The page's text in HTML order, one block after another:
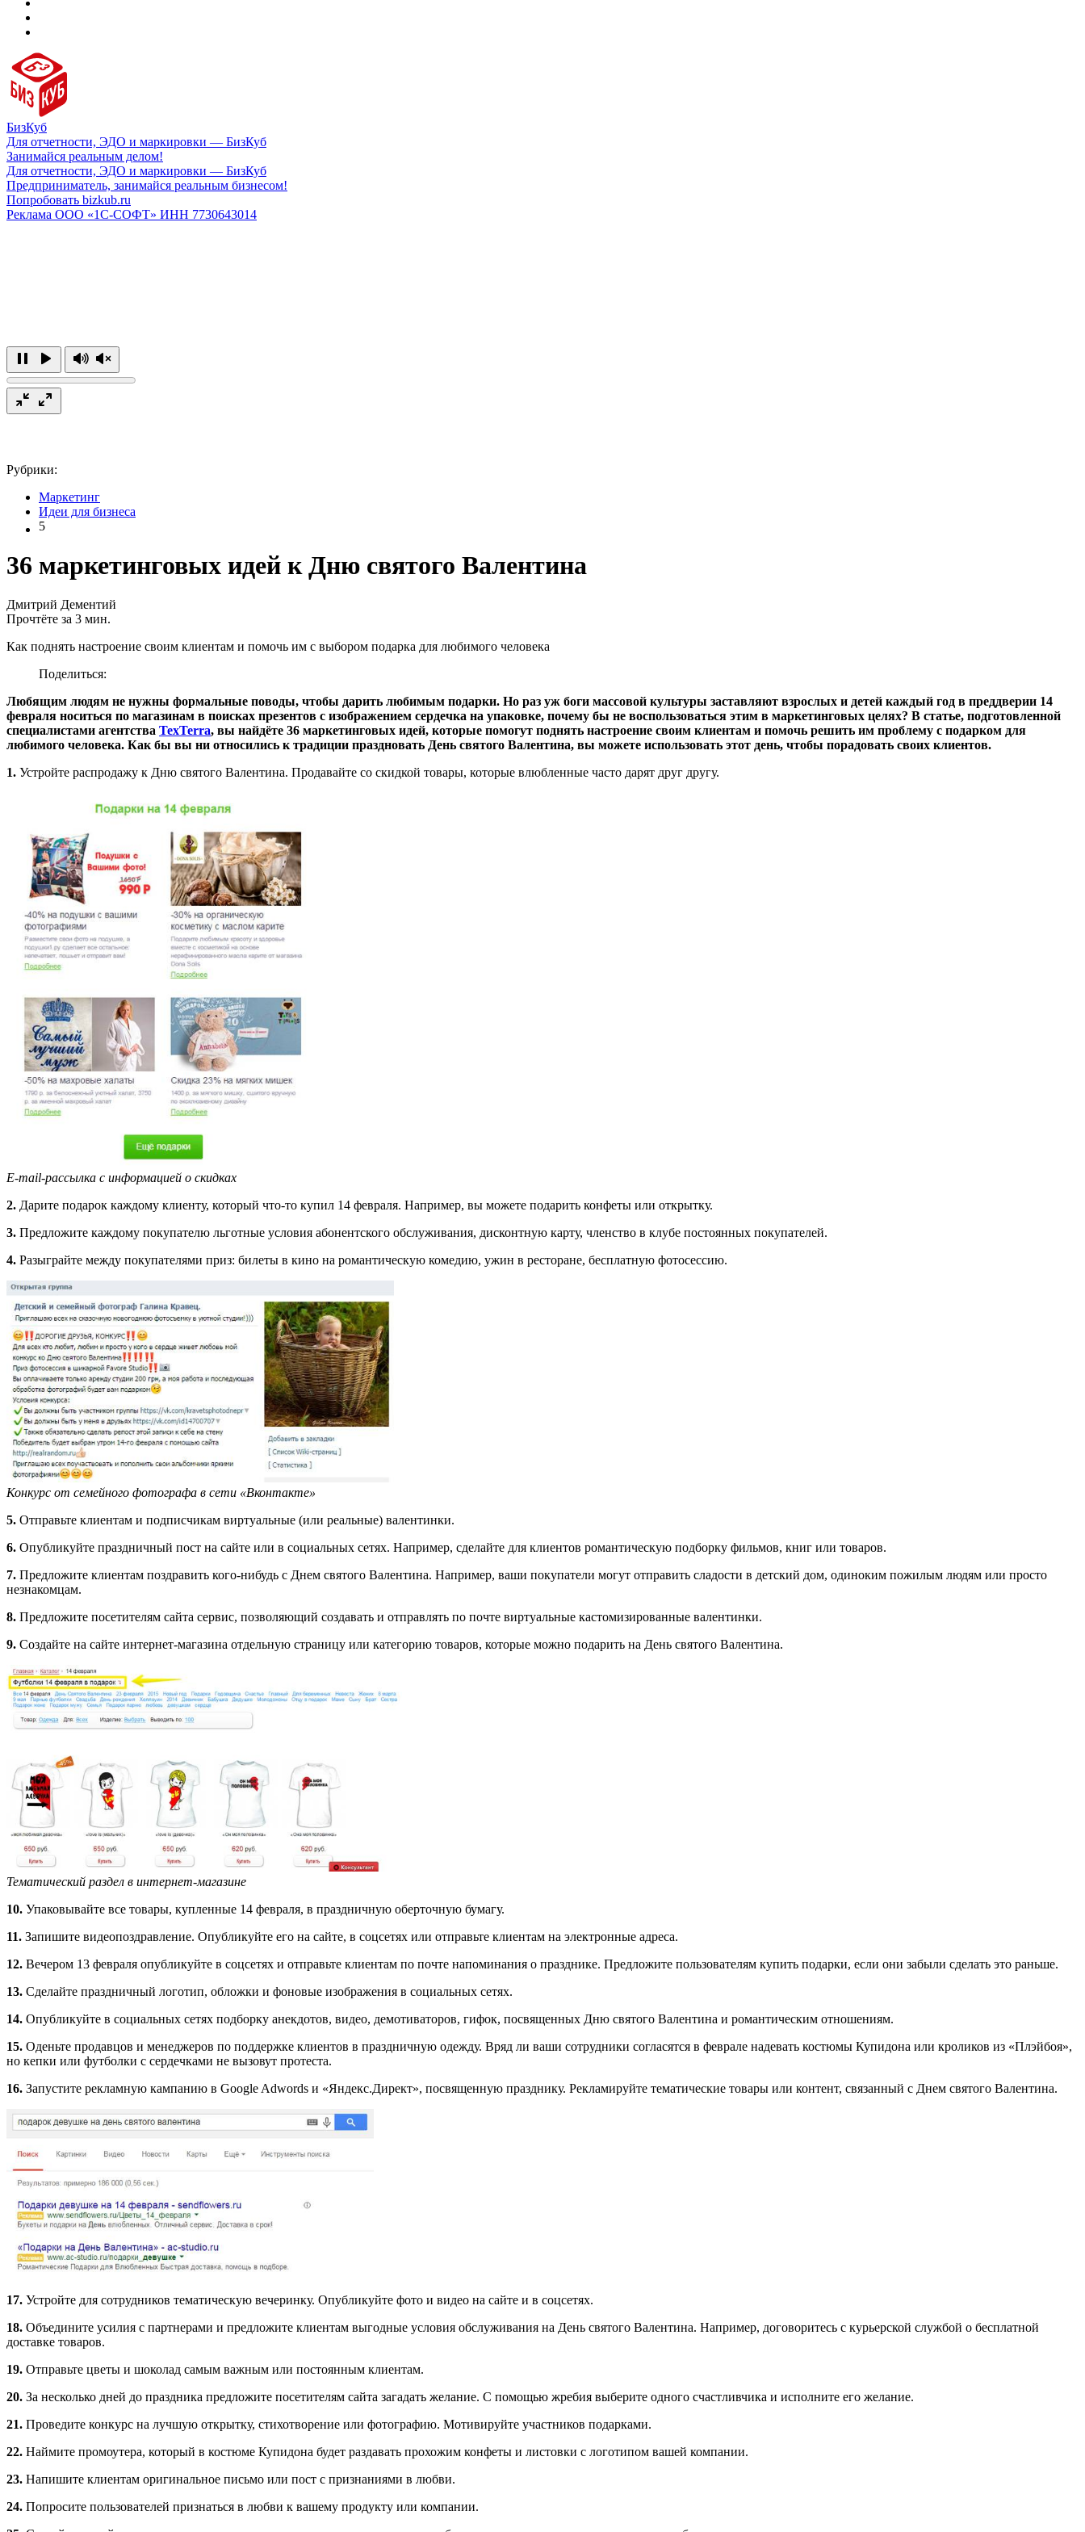
БизКуб
Для отчетности, ЭДО и маркировки — БизКуб
Занимайся реальным делом!
Для отчетности, ЭДО и маркировки — БизКуб
Предприниматель, занимайся реальным бизнесом!
Попробовать bizkub.ru
Реклама ООО «1С-СОФТ» ИНН 7730643014
Рубрики:
Маркетинг
Идеи для бизнеса
5
36 маркетинговых идей к Дню святого Валентина
Дмитрий Дементий
Прочтёте за 3 мин.
Как поднять настроение своим клиентам и помочь им с выбором подарка для любимого человека
Поделиться:
Любящим людям не нужны формальные поводы, чтобы дарить любимым подарки. Но раз уж боги массовой культуры заставляют взрослых и детей каждый год в преддверии 14
февраля носиться по магазинам в поисках презентов с изображением сердечка на упаковке, почему бы не воспользоваться этим в маркетинговых целях? В статье, подготовленной
специалистами агентства TexTerra, вы найдёте 36 маркетинговых идей, которые помогут поднять настроение своим клиентам и помочь решить им проблему с подарком для
любимого человека. Как бы вы ни относились к традиции праздновать День святого Валентина, вы можете использовать этот день, чтобы порадовать своих клиентов.
1. Устройте распродажу к Дню святого Валентина. Продавайте со скидкой товары, которые влюбленные часто дарят друг другу.
E-mail-рассылка с информацией о скидках
2. Дарите подарок каждому клиенту, который что-то купил 14 февраля. Например, вы можете подарить конфеты или открытку.
3. Предложите каждому покупателю льготные условия абонентского обслуживания, дисконтную карту, членство в клубе постоянных покупателей.
4. Разыграйте между покупателями приз: билеты в кино на романтическую комедию, ужин в ресторане, бесплатную фотосессию.
Конкурс от семейного фотографа в сети «Вконтакте»
5. Отправьте клиентам и подписчикам виртуальные (или реальные) валентинки.
6. Опубликуйте праздничный пост на сайте или в социальных сетях. Например, сделайте для клиентов романтическую подборку фильмов, книг или товаров.
7. Предложите клиентам поздравить кого-нибудь с Днем святого Валентина. Например, ваши покупатели могут отправить сладости в детский дом, одиноким пожилым людям или просто
незнакомцам.
8. Предложите посетителям сайта сервис, позволяющий создавать и отправлять по почте виртуальные кастомизированные валентинки.
9. Создайте на сайте интернет-магазина отдельную страницу или категорию товаров, которые можно подарить на День святого Валентина.
Тематический раздел в интернет-магазине
10. Упаковывайте все товары, купленные 14 февраля, в праздничную оберточную бумагу.
11. Запишите видеопоздравление. Опубликуйте его на сайте, в соцсетях или отправьте клиентам на электронные адреса.
12. Вечером 13 февраля опубликуйте в соцсетях и отправьте клиентам по почте напоминания о празднике. Предложите пользователям купить подарки, если они забыли сделать это раньше.
13. Сделайте праздничный логотип, обложки и фоновые изображения в социальных сетях.
14. Опубликуйте в социальных сетях подборку анекдотов, видео, демотиваторов, гифок, посвященных Дню святого Валентина и романтическим отношениям.
15. Оденьте продавцов и менеджеров по поддержке клиентов в праздничную одежду. Вряд ли ваши сотрудники согласятся в феврале надевать костюмы Купидона или кроликов из «Плэйбоя»,
но кепки или футболки с сердечками не вызовут протеста.
16. Запустите рекламную кампанию в Google Adwords и «Яндекс.Директ», посвященную празднику. Рекламируйте тематические товары или контент, связанный с Днем святого Валентина.
17. Устройте для сотрудников тематическую вечеринку. Опубликуйте фото и видео на сайте и в соцсетях.
18. Объедините усилия с партнерами и предложите клиентам выгодные условия обслуживания на День святого Валентина. Например, договоритесь с курьерской службой о бесплатной
доставке товаров.
19. Отправьте цветы и шоколад самым важным или постоянным клиентам.
20. За несколько дней до праздника предложите посетителям сайта загадать желание. С помощью жребия выберите одного счастливчика и исполните его желание.
21. Проведите конкурс на лучшую открытку, стихотворение или фотографию. Мотивируйте участников подарками.
22. Наймите промоутера, который в костюме Купидона будет раздавать прохожим конфеты и листовки с логотипом вашей компании.
23. Напишите клиентам оригинальное письмо или пост с признаниями в любви.
24. Попросите пользователей признаться в любви к вашему продукту или компании.